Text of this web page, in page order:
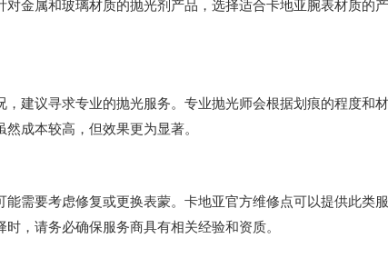
金属和玻璃材质的抛光剂产品，选择适合卡地亚腕表材质的产
议寻求专业的抛光服务。专业抛光师会根据划痕的程度和
成本较高，但效果更为显著。
要考虑修复或更换表蒙。卡地亚官方维修点可以提供此类服
，请务必确保服务商具有相关经验和资质。